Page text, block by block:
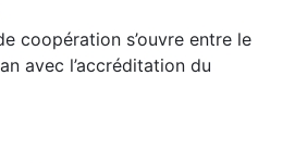
coopération s’ouvre entre le
avec l’accréditation du